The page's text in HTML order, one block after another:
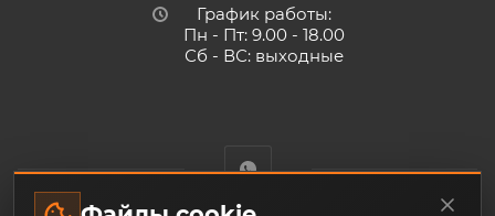
График работы:
Пн - Пт: 9.00 - 18.00
Сб - ВС: выходные